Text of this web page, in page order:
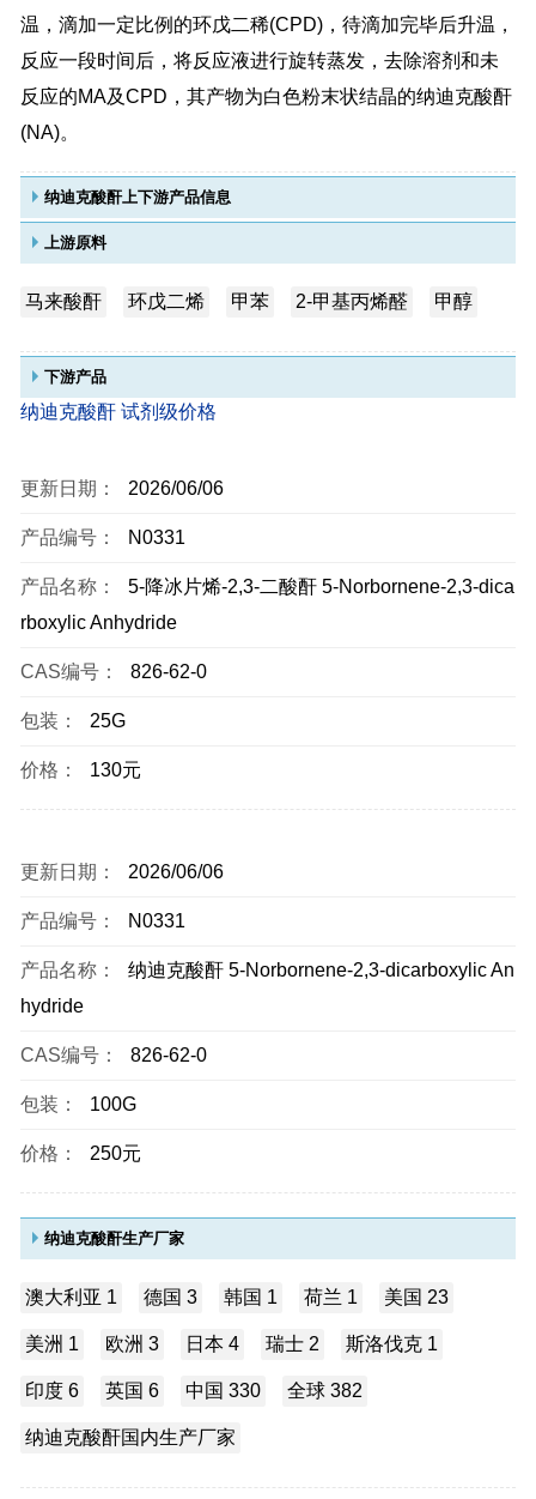
温，滴加一定比例的环戊二稀(CPD)，待滴加完毕后升温，
反应一段时间后，将反应液进行旋转蒸发，去除溶剂和未
反应的MA及CPD，其产物为白色粉末状结晶的纳迪克酸酐
(NA)。
纳迪克酸酐上下游产品信息
上游原料
马来酸酐 环戊二烯 甲苯 2-甲基丙烯醛 甲醇
下游产品
纳迪克酸酐 试剂级价格
更新日期： 2026/06/06
产品编号： N0331
产品名称：
5-降冰片烯-2,3-二酸酐 5-Norbornene-2,3-dica
rboxylic Anhydride
CAS编号： 826-62-0
包装： 25G
价格： 130元
更新日期： 2026/06/06
产品编号： N0331
产品名称：
纳迪克酸酐 5-Norbornene-2,3-dicarboxylic An
hydride
CAS编号： 826-62-0
包装： 100G
价格： 250元
纳迪克酸酐生产厂家
澳大利亚 1 德国 3 韩国 1 荷兰 1 美国 23
美洲 1 欧洲 3 日本 4 瑞士 2 斯洛伐克 1
印度 6 英国 6 中国 330 全球 382
纳迪克酸酐国内生产厂家